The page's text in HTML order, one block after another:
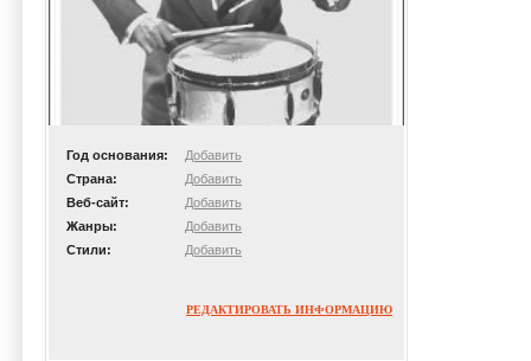
Год основания:
Добавить
Страна:
Добавить
Веб-сайт:
Добавить
Жанры:
Добавить
Стили:
Добавить
РЕДАКТИРОВАТЬ ИНФОРМАЦИЮ